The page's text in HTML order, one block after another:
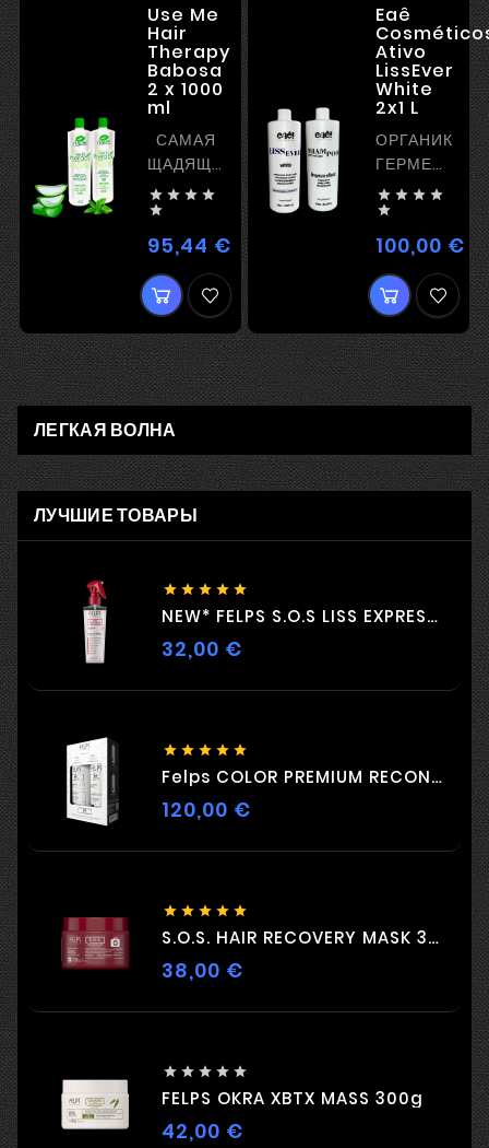
Use Me
Hair
Therapy
Babosa
2 x 1000
ml
САМАЯ
ЩАДЯЩАЯ
ОРГАНИКА
УВЛАЖНЕНИЕ
И
РЕКОНСТРУКЦИЯ
   

95,44 €Цена
Eaê
Ativo
LissEver
White
2x1 L
ОРГАНИКА
ГЕРМЕТИК
-
КОМПЛЕКС
КИСЛОТ
И
КОКОСОВОЕ
МАСЛО
   

100,00 €
ЛЕГКАЯ ВОЛНА
ЛУЧШИЕ ТОВАРЫ
    
NEW* FELPS S.O.S LISS EXPRESS 230ML
32,00 €Цена
    
Felps COLOR PREMIUM RECONSTRUCTION DUO 2 X 500ml
120,00 €Цена
    
S.O.S. HAIR RECOVERY MASK 300G
38,00 €Цена
    
FELPS OKRA XBTX MASS 300g
42,00 €Цена